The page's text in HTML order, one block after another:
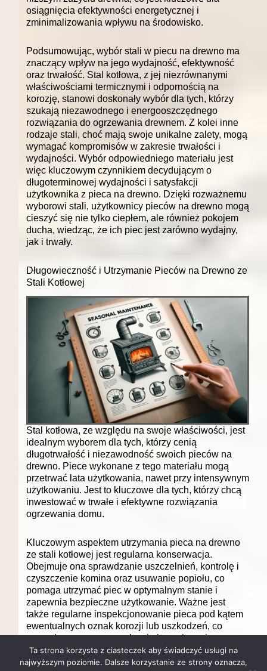
osiągnięcia efektywności energetycznej i
zminimalizowania wpływu na środowisko.
Podsumowując, wybór stali w piecu na drewno ma
znaczący wpływ na jego wydajność, efektywność
oraz trwałość. Stal kotłowa, z jej niezrównanymi
właściwościami termicznymi i odpornością na
korozję, stanowi doskonały wybór dla tych, którzy
szukają niezawodnego i energooszczędnego
rozwiązania do ogrzewania drewnem. Z kolei inne
rodzaje stali, choć mają swoje unikalne zalety, mogą
wymagać kompromisów w zakresie trwałości i
wydajności. Wybór odpowiedniego materiału jest
więc kluczowym czynnikiem decydującym o
długoterminowej wydajności i satysfakcji
użytkownika z pieca na drewno. Dzięki rozważnemu
wyborowi stali, użytkownicy pieców na drewno mogą
cieszyć się nie tylko ciepłem, ale również pokojem
ducha, wiedząc, że ich piec jest zarówno wydajny,
jak i trwały.
Długowieczność i Utrzymanie Pieców na Drewno ze
Stali Kotłowej
Stal kotłowa, ze względu na swoje właściwości, jest
idealnym wyborem dla tych, którzy cenią
długotrwałość i niezawodność swoich pieców na
drewno. Piece wykonane z tego materiału mogą
przetrwać lata użytkowania, nawet przy intensywnym
użytkowaniu. Jest to kluczowe dla tych, którzy chcą
inwestować w trwałe i efektywne rozwiązania
ogrzewania domu.
Kluczowym aspektem utrzymania pieca na drewno
ze stali kotłowej jest regularna konserwacja.
Obejmuje ona sprawdzanie uszczelnień, kontrolę i
czyszczenie komina oraz usuwanie popiołu, co
pomaga utrzymać piec w optymalnym stanie i
zapewnia bezpieczne użytkowanie. Ważne jest
także regularne inspekcjonowanie pieca pod kątem
ewentualnych oznak korozji lub uszkodzeń, co
pozwala na wczesne wykrycie i rozwiązanie
potencjalnych problemów.
Ta strona korzysta z ciasteczek aby świadczyć usługi na
najwyższym poziomie. Dalsze korzystanie ze strony oznacza,